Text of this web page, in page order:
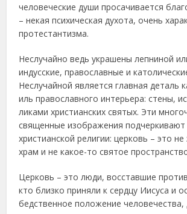
человеческие души просачивается
– некая психическая духота, очень
протестантизма.
Неслучайно ведь украшены лепниной
индусские, православные и
Неслучайной является главная деталь
иль православного интерьера: стены,
ликами христианских святых. Эти
священные изображения
христианской религии: церковь – это не
храм и не какое-то святое
Церковь – это люди, восставшие
кто близко приняли к сердцу Иисуса и
бедственное положение